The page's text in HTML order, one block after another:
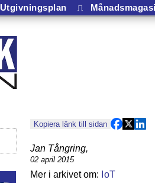
Utgivningsplan ⎍
Kopiera länk till sidan
Jan Tångring,
02 april 2015
IoT